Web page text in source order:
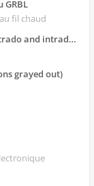
GRBL
fil chaud
and intrado?
grayed out)